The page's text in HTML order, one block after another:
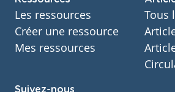
Les ressources
Créer une ressource
Mes ressources
Tous
Suivez-nous